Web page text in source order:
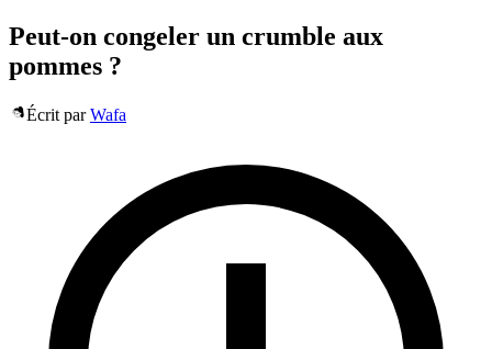
Peut-on congeler un crumble aux
pommes ?
Écrit parWafa